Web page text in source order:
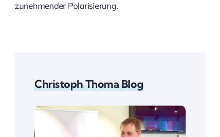
zunehmender Polarisierung.
Christoph Thoma Blog